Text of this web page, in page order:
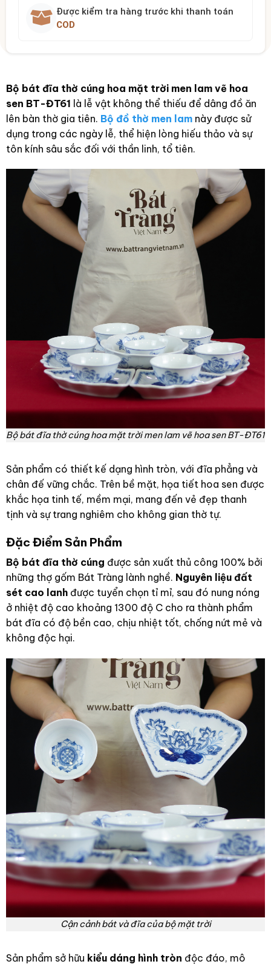
Được kiểm tra hàng trước khi thanh toán
COD
Bộ bát đĩa thờ cúng hoa mặt trời men lam vẽ hoa
sen BT-ĐT61 là lễ vật không thể thiếu để dâng đồ ăn
lên bàn thờ gia tiên. Bộ đồ thờ men lamnày được sử
dụng trong các ngày lễ, thể hiện lòng hiếu thảo và sự
tôn kính sâu sắc đối với thần linh, tổ tiên.
Bộ bát đĩa thờ cúng hoa mặt trời men lam vẽ hoa sen BT-ĐT61
Sản phẩm có thiết kế dạng hình tròn, với đĩa phẳng và
chân đế vững chắc. Trên bề mặt, họa tiết hoa sen được
khắc họa tinh tế, mềm mại, mang đến vẻ đẹp thanh
tịnh và sự trang nghiêm cho không gian thờ tự.
Đặc Điểm Sản Phẩm
Bộ bát đĩa thờ cúng được sản xuất thủ công 100% bởi
những thợ gốm Bát Tràng lành nghề. Nguyên liệu đất
sét cao lanhđược tuyển chọn tỉ mỉ, sau đó nung nóng
ở nhiệt độ cao khoảng 1300 độ C cho ra thành phẩm
bát đĩa có độ bền cao, chịu nhiệt tốt, chống nứt mẻ và
không độc hại.
Cận cảnh bát và đĩa của bộ mặt trời
Sản phẩm sở hữu kiểu dáng hình tròn độc đáo, mô